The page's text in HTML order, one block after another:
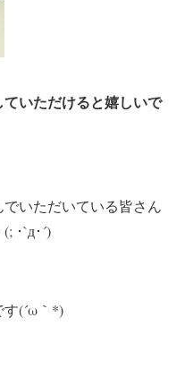
いただけると嬉しいで
いただいている皆さん
･`д･´)
(´ω｀*)